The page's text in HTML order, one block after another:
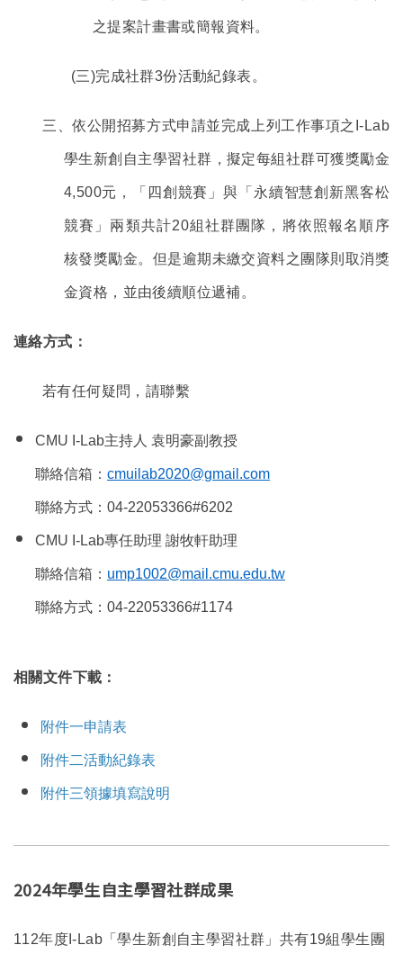
之提案計畫書或簡報資料。
(三)完成社群3份活動紀錄表。
三、依公開招募方式申請並完成上列工作事項之I-Lab
學生新創自主學習社群，擬定每組社群可獲獎勵金
4,500元，「四創競賽」與「永續智慧創新黑客松
競賽」兩類共計20組社群團隊，將依照報名順序
核發獎勵金。但是逾期未繳交資料之團隊則取消獎
金資格，並由後續順位遞補。
連絡方式：
若有任何疑問，請聯繫
CMU I-Lab主持人 袁明豪副教授
聯絡信箱： cmuilab2020@gmail.com
聯絡方式：04-22053366#6202
CMU I-Lab專任助理 謝牧軒助理
聯絡信箱： ump1002@mail.cmu.edu.tw
聯絡方式：04-22053366#1174
相關文件下載：
附件一申請表
附件二活動紀錄表
附件三領據填寫說明
2024年學生自主學習社群成果
112年度I-Lab「學生新創自主學習社群」共有19組學生團